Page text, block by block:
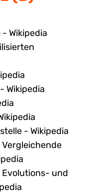
Wikipedia
Wikipedia
- Wikipedia
und